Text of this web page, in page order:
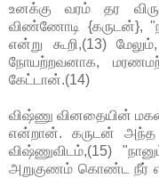
உனக்கு வரம் தர
விண்ணோடி {கருடன்},
என்று கூறி,(13)
நோயற்றவனாக,
கேட்டான்.(14)
விஷ்ணு வினதையின்
என்றான். கருடன் அந்த
விஷ்ணுவிடம்,(15)
அறுகுணம் கொண்ட நீர்